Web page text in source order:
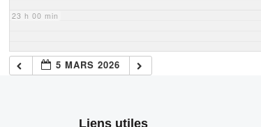
23 h 00 min
5 MARS 2026
Liens utiles